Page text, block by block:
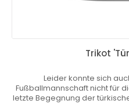
Trikot
Leider konnte sich
Fußballmannschaft nicht für
letzte Begegnung der